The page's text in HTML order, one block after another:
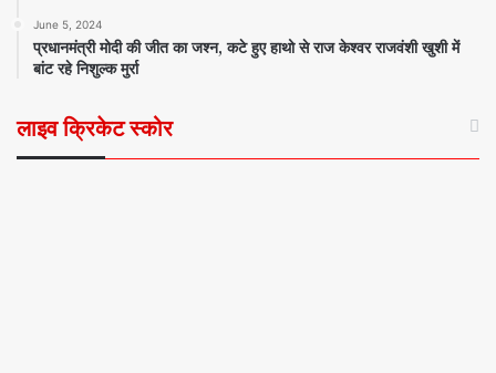
June 5, 2024
प्रधानमंत्री मोदी की जीत का जश्न, कटे हुए हाथो से राज केश्वर राजवंशी खुशी में
बांट रहे निशुल्क मुर्रा
लाइव क्रिकेट स्कोर